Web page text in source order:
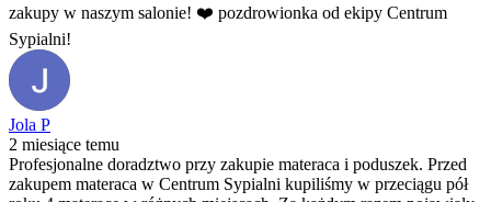
zakupy w naszym salonie! ❤️ pozdrowionka od ekipy Centrum
Sypialni!
Jola P
2 miesiące temu
Profesjonalne doradztwo przy zakupie materaca i poduszek. Przed
zakupem materaca w Centrum Sypialni kupiliśmy w przeciągu pół